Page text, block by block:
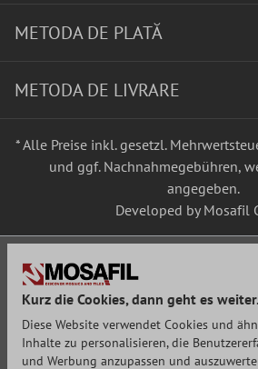
METODA DE PLATĂ
METODA DE LIVRARE
* Alle Preise inkl. gesetzl.
und ggf. Nachnahmegebühren,
angegeben.
Developed by Mosafil
Kurz die Cookies, dann geht es
Diese Website verwendet Cookies und
Inhalte zu personalisieren, die
und Werbung anzupassen und